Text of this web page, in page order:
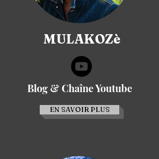
MULAKOZè
Blog & Chaîne Youtube
EN SAVOIR PLUS